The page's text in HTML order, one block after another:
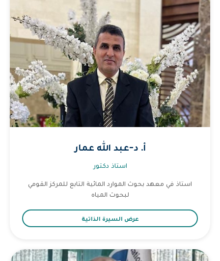
أ. د-عبد الله عمار
استاذ دكتور
استاذ في معهد بحوث الموارد المائية التابع للمركز القومي
لبحوث المياه
عرض السيرة الذاتية